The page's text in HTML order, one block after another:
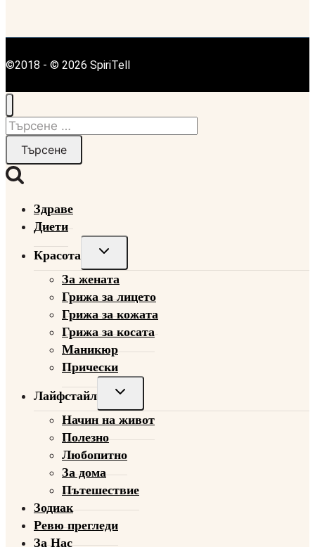
©2018 - © 2026 SpiriTell
Търсене
Здраве
Диети
Красота
Toggle
menu
За жената
Грижа за лицето
Грижа за кожата
Грижа за косата
Маникюр
Прически
Лайфстайл
Toggle
menu
Начин на живот
Полезно
Любопитно
За дома
Пътешествие
Зодиак
Ревю прегледи
За Нас